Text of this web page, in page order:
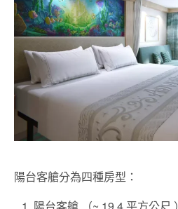
陽台客艙分為四種房型：